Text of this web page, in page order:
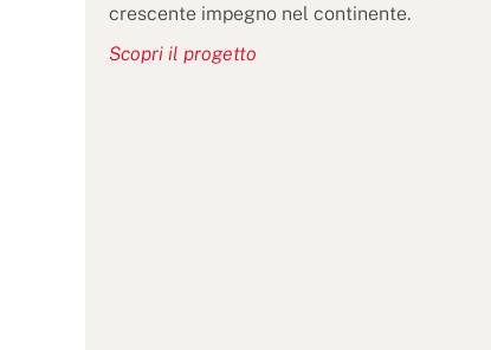
crescente impegno nel continente.
Scopri il progetto